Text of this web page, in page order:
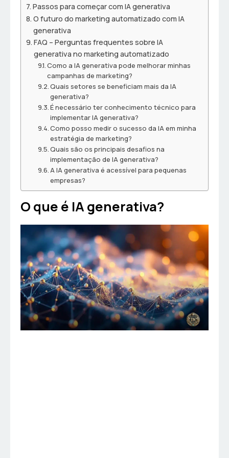
Passos para começar com IA generativa
O futuro do marketing automatizado com IA
generativa
FAQ – Perguntas frequentes sobre IA
generativa no marketing automatizado
Como a IA generativa pode melhorar minhas
campanhas de marketing?
Quais setores se beneficiam mais da IA
generativa?
É necessário ter conhecimento técnico para
implementar IA generativa?
Como posso medir o sucesso da IA em minha
estratégia de marketing?
Quais são os principais desafios na
implementação de IA generativa?
A IA generativa é acessível para pequenas
empresas?
O que é IA generativa?